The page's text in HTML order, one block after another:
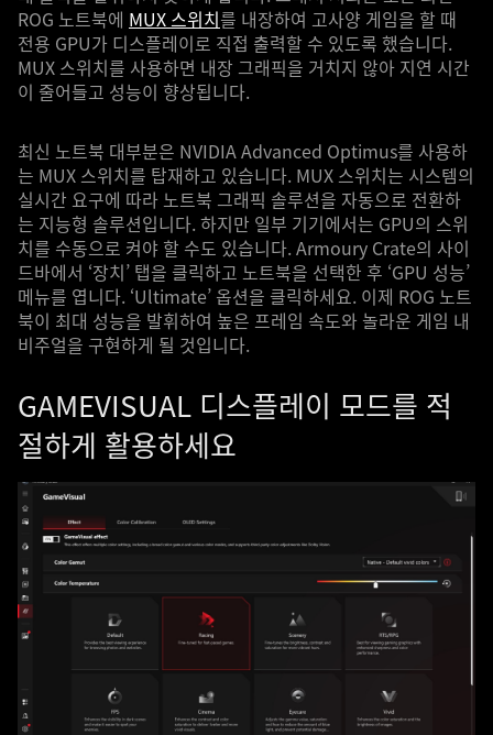
ROG 노트북에 MUX 스위치를 내장하여 고사양 게임을 할 때
전용 GPU가 디스플레이로 직접 출력할 수 있도록 했습니다.
MUX 스위치를 사용하면 내장 그래픽을 거치지 않아 지연 시간
이 줄어들고 성능이 향상됩니다.
최신 노트북 대부분은 NVIDIA Advanced Optimus를 사용하
는 MUX 스위치를 탑재하고 있습니다. MUX 스위치는 시스템의
실시간 요구에 따라 노트북 그래픽 솔루션을 자동으로 전환하
는 지능형 솔루션입니다. 하지만 일부 기기에서는 GPU의 스위
치를 수동으로 켜야 할 수도 있습니다. Armoury Crate의 사이
드바에서 ‘장치’ 탭을 클릭하고 노트북을 선택한 후 ‘GPU 성능’
메뉴를 엽니다. ‘Ultimate’ 옵션을 클릭하세요. 이제 ROG 노트
북이 최대 성능을 발휘하여 높은 프레임 속도와 놀라운 게임 내
비주얼을 구현하게 될 것입니다.
GAMEVISUAL 디스플레이 모드를 적
절하게 활용하세요